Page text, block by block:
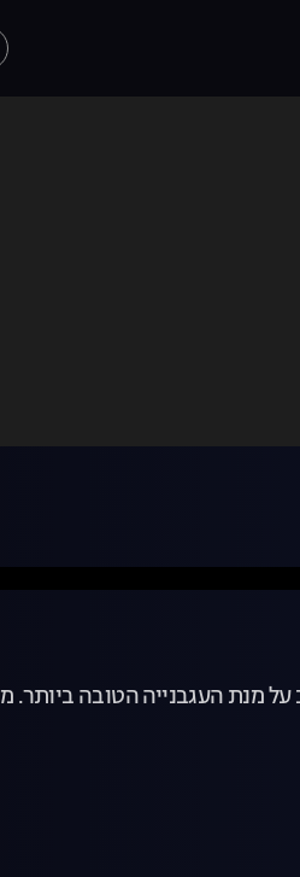
מנת העגבנייה הטובה ביותר.